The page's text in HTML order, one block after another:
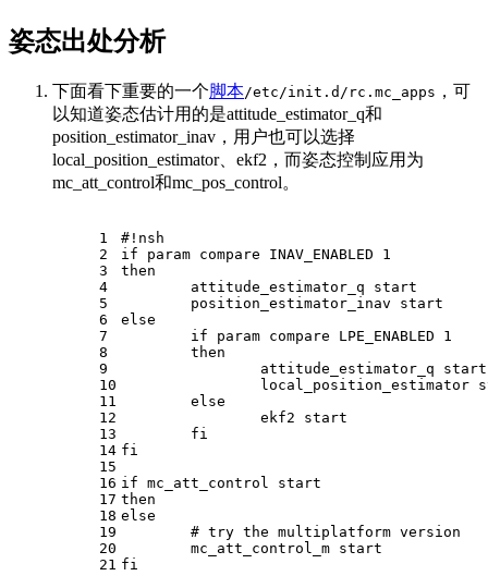
姿态出处分析
下面看下重要的一个脚本/etc/init.d/rc.mc_apps ，可
以知道姿态估计用的是attitude_estimator_q和
position_estimator_inav，用户也可以选择
local_position_estimator、ekf2，而姿态控制应用为
mc_att_control和mc_pos_control。
1
2
3
4
5
6
7
8
9
10
11
12
13
14
15
16
17
18
19
20
21
#!nsh
if param compare INAV_ENABLED 1
then
	attitude_estimator_q start
	position_estimator_inav start
else
if param compare LPE_ENABLED 1
then
		attitude_estimator_q start
local_position_estimator
else
		ekf2 start
fi
fi
if mc_att_control start
then
else
# try the multiplatform version
	mc_att_control_m start
fi